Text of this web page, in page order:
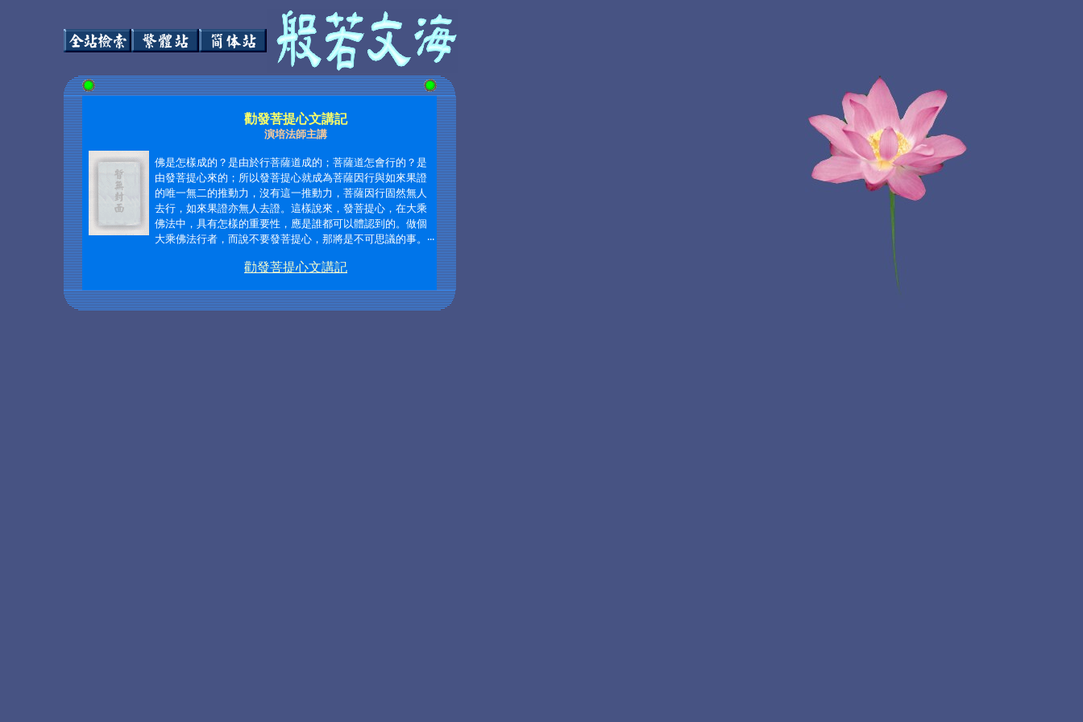
勸發菩提心文講記
演培法師主講
佛是怎樣成的？是由於行菩薩道成的；菩薩道怎會行的？是
由發菩提心來的；所以發菩提心就成為菩薩因行與如來果證
的唯一無二的推動力，沒有這一推動力，菩薩因行固然無人
去行，如來果證亦無人去證。這樣說來，發菩提心，在大乘
佛法中，具有怎樣的重要性，應是誰都可以體認到的。做個
大乘佛法行者，而說不要發菩提心，那將是不可思議的事。‧‧‧
勸發菩提心文講記